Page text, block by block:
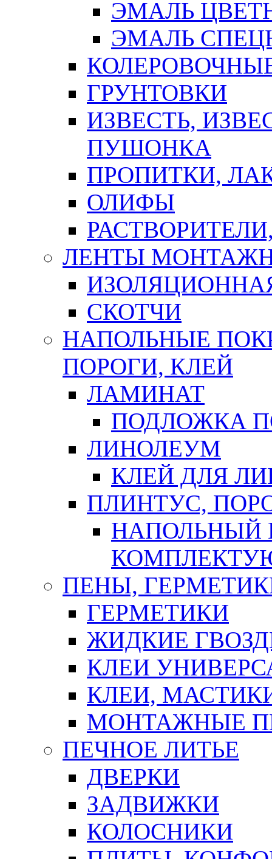
ЭМАЛЬ
ЭМАЛЬ
ГРУНТОВКИ
ИЗВЕСТЬ,
ПУШОНКА
ПРОПИТКИ,
ОЛИФЫ
ЛЕНТЫ
СКОТЧИ
НАПОЛЬНЫЕ
ПОРОГИ, КЛЕЙ
ЛАМИНАТ
ПОДЛОЖКА
ЛИНОЛЕУМ
КЛЕЙ ДЛЯ
ПЛИНТУС,
НАПОЛЬНЫЙ
ПЕНЫ,
ГЕРМЕТИКИ
ЖИДКИЕ
КЛЕИ
КЛЕИ,
МОНТАЖНЫЕ
ПЕЧНОЕ ЛИТЬЕ
ДВЕРКИ
ЗАДВИЖКИ
КОЛОСНИКИ